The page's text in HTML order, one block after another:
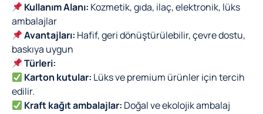
Kullanım Alanı: Kozmetik, gıda, ilaç, elektronik, lüks
ambalajlar
Avantajları: Hafif, geri dönüştürülebilir, çevre dostu,
baskıya uygun
Türleri:
Karton kutular: Lüks ve premium ürünler için tercih
edilir.
Kraft kağıt ambalajlar: Doğal ve ekolojik ambalaj